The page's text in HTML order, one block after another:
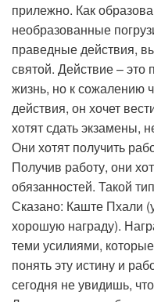
прилежно. Как
необразованные
праведные действия,
святой. Действие – это
жизнь, но к сожалению
действия, он хочет
хотят сдать экзамены,
Они хотят получить
Получив работу, они
обязанностей. Такой
Сказано: Каште Пхали
хорошую награду).
теми усилиями,
понять эту истину и
сегодня не увидишь,